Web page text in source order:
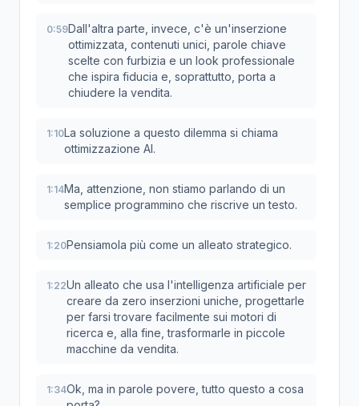
0:59Dall'altra parte, invece, c'è un'inserzione
ottimizzata, contenuti unici, parole chiave
scelte con furbizia e un look professionale
che ispira fiducia e, soprattutto, porta a
chiudere la vendita.
1:10La soluzione a questo dilemma si chiama
ottimizzazione AI.
1:14Ma, attenzione, non stiamo parlando di un
semplice programmino che riscrive un testo.
1:20Pensiamola più come un alleato strategico.
1:22Un alleato che usa l'intelligenza artificiale per
creare da zero inserzioni uniche, progettarle
per farsi trovare facilmente sui motori di
ricerca e, alla fine, trasformarle in piccole
macchine da vendita.
1:34Ok, ma in parole povere, tutto questo a cosa